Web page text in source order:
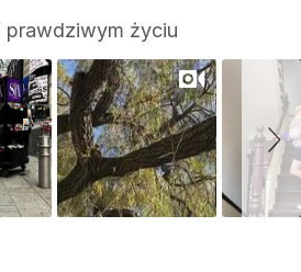
prawdziwym życiu